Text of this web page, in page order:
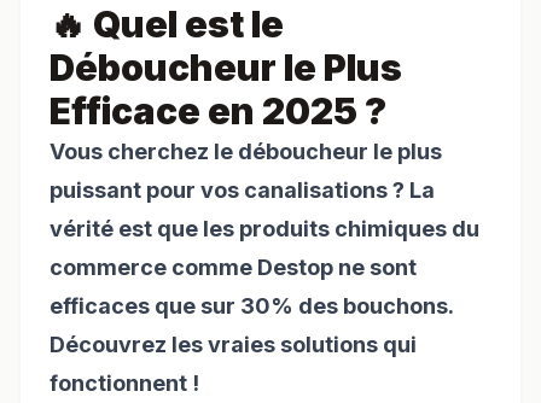
🔥 Quel est le
Déboucheur le Plus
Efficace en 2025 ?
Vous cherchez le déboucheur le plus
puissant pour vos canalisations ? La
vérité est que les produits chimiques du
commerce comme Destop ne sont
efficaces que sur 30% des bouchons.
Découvrez les vraies solutions qui
fonctionnent !